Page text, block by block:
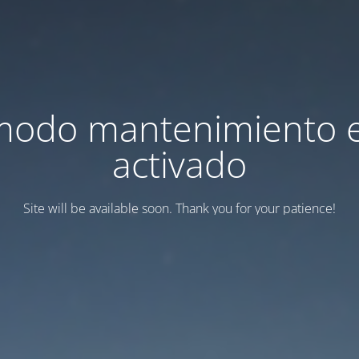
mantenimiento
activado
Site will be available soon. Thank you for your patience!